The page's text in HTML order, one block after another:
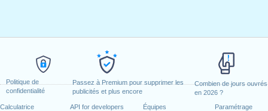
Politique de
confidentialité
Passez à Premium pour supprimer les
publicités et plus encore
Combien de jours ouvrés
en 2026 ?
Calculatrice
API for developers
Équipes
Paramétrage